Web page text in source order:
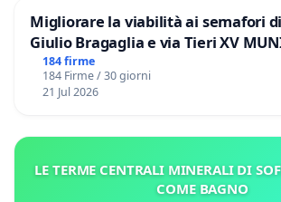
Migliorare la viabilità ai semafori
Giulio Bragaglia e via Tieri XV
ROMA
184 firme
184 Firme / 30 giorni
21 Jul 2026
LE TERME CENTRALI MINERALI DI
COME BAGNO